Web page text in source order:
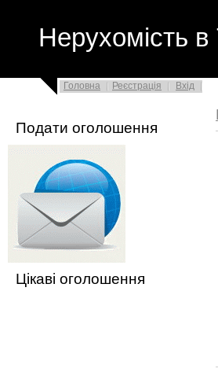
Нерухомість в
Головна Реєстрація Вхід
Подати оголошення
Цікаві оголошення